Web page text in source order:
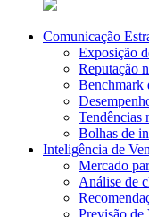
Comunicação
Exposição
Reputação
Benchmark
Tendências
Bolhas de
Inteligência de
Mercado
Análise de
Previsão de